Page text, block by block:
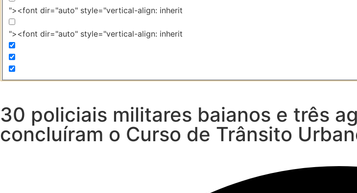
"><font dir="auto" style="vertical-align: inherit
"><font dir="auto" style="vertical-align: inherit
30 policiais militares baianos e três
concluíram o Curso de Trânsito